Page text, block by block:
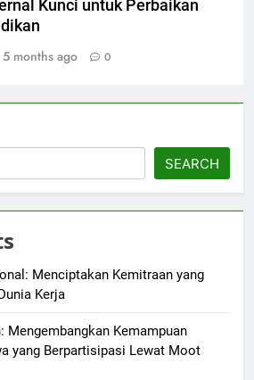
Kunci untuk Perbaikan
5 months ago 0
SEARCH
Menciptakan Kemitraan yang
Kerja
Mengembangkan Kemampuan
yang Berpartisipasi Lewat Moot